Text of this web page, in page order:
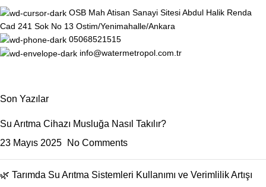
OSB Mah Atisan Sanayi Sitesi Abdul Halik Renda
Cad 241 Sok No 13 Ostim/Yenimahalle/Ankara
05068521515
info@watermetropol.com.tr
Son Yazılar
Su Arıtma Cihazı Musluğa Nasıl Takılır?
23 Mayıs 2025
No Comments
🌿 Tarımda Su Arıtma Sistemleri Kullanımı ve Verimlilik Artışı